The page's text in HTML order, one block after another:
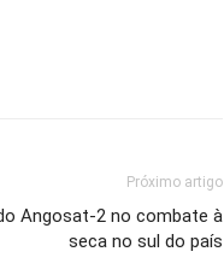
Próximo artigo
Angosat-2 no combate à
seca no sul do país